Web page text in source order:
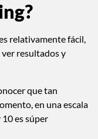
relativamente fácil,
resultados y
que tan
en una escala
es súper